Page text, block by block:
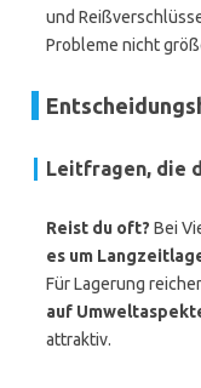
und
Probleme nicht
Leitfragen, die
Reist du oft? Bei
es um
Für Lagerung
auf
attraktiv.